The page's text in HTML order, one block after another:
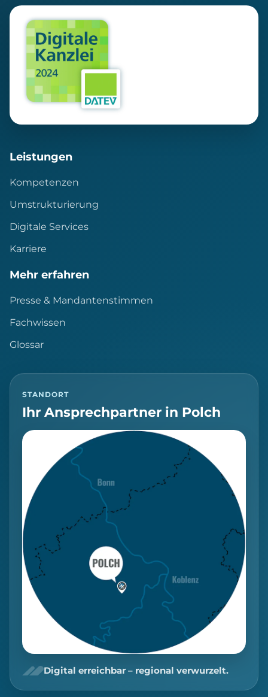
Leistungen
Kompetenzen
Umstrukturierung
Digitale Services
Karriere
Mehr erfahren
Presse & Mandantenstimmen
Fachwissen
Glossar
STANDORT
Ihr Ansprechpartner in Polch
Digital erreichbar – regional verwurzelt.